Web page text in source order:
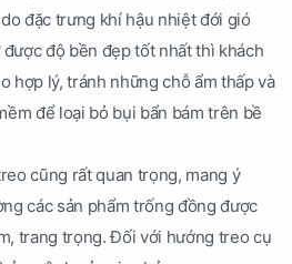
đặc trưng khí hậu nhiệt đới gió
độ bền đẹp tốt nhất thì khách
hợp lý, tránh những chỗ ẩm thấp và
để loại bỏ bụi bẩn bám trên bề
cũng rất quan trọng, mang ý
các sản phẩm trống đồng được
trang trọng. Đối với hướng treo cụ